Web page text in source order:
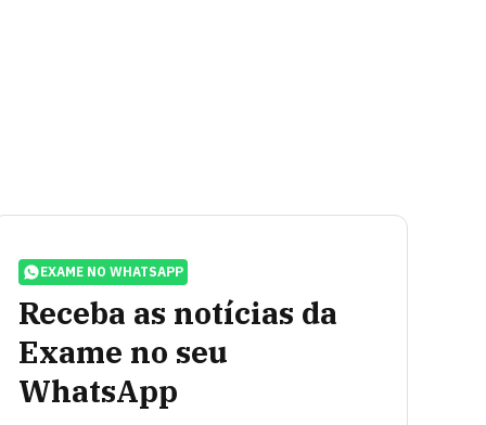
EXAME NO WHATSAPP
Receba as notícias da
Exame no seu
WhatsApp